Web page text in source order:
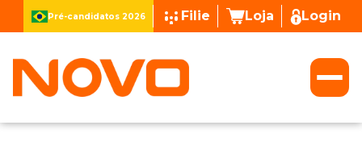
Pré-candidatos 2026 Filie Loja Login